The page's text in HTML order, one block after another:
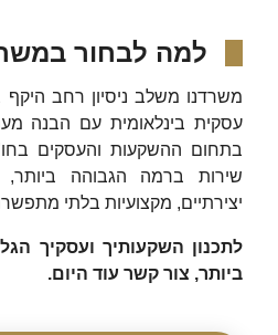
למה לבחור
משרדנו משלב ניסיון רחב היקף
עסקית בינלאומית עם הבנה
בתחום ההשקעות והעסקים
שירות ברמה הגבוהה
יצירתיים, מקצועיות בלתי
לתכנון השקעותיך ועסקיך
ביותר, צור קשר עוד היום.